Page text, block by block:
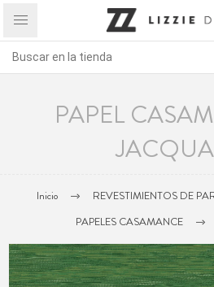
PAPEL
Inicio REVESTIMIENTOS DE
PAPELES CASAMANCE